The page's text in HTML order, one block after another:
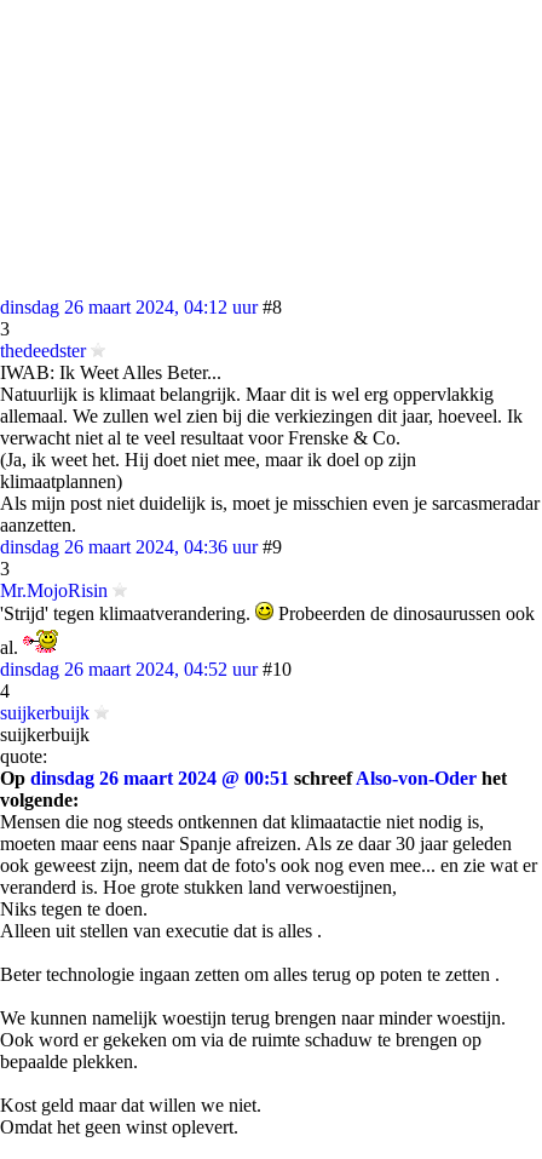
dinsdag 26 maart 2024, 04:12 uur #8
3
thedeedster
IWAB: Ik Weet Alles Beter...
Natuurlijk is klimaat belangrijk. Maar dit is wel erg oppervlakkig
allemaal. We zullen wel zien bij die verkiezingen dit jaar, hoeveel. Ik
verwacht niet al te veel resultaat voor Frenske & Co.
(Ja, ik weet het. Hij doet niet mee, maar ik doel op zijn
klimaatplannen)
Als mijn post niet duidelijk is, moet je misschien even je sarcasmeradar
aanzetten.
dinsdag 26 maart 2024, 04:36 uur #9
3
Mr.MojoRisin
'Strijd' tegen klimaatverandering.
Probeerden de dinosaurussen ook
al.
dinsdag 26 maart 2024, 04:52 uur #10
4
suijkerbuijk
suijkerbuijk
quote:
Op dinsdag 26 maart 2024 @ 00:51 schreefAlso-von-Oder het
volgende:
Mensen die nog steeds ontkennen dat klimaatactie niet nodig is,
moeten maar eens naar Spanje afreizen. Als ze daar 30 jaar geleden
ook geweest zijn, neem dat de foto's ook nog even mee... en zie wat er
veranderd is. Hoe grote stukken land verwoestijnen,
Niks tegen te doen.
Alleen uit stellen van executie dat is alles .
Beter technologie ingaan zetten om alles terug op poten te zetten .
We kunnen namelijk woestijn terug brengen naar minder woestijn.
Ook word er gekeken om via de ruimte schaduw te brengen op
bepaalde plekken.
Kost geld maar dat willen we niet.
Omdat het geen winst oplevert.